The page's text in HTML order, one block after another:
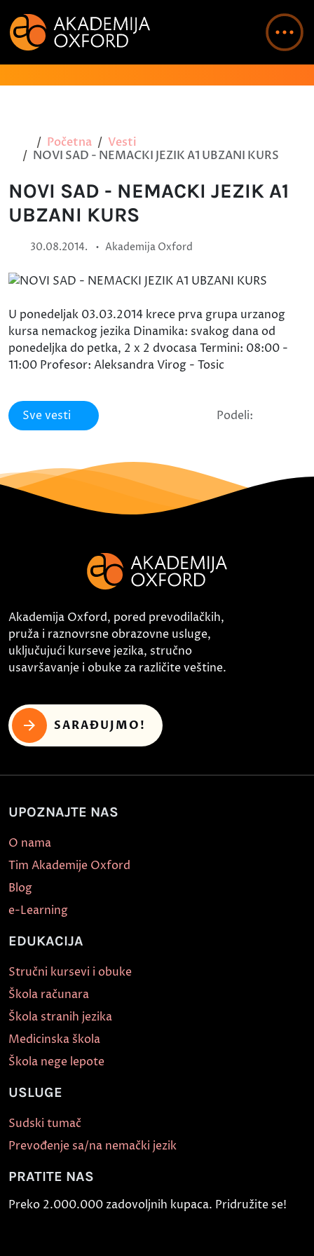
Početna
Vesti
NOVI SAD - NEMACKI JEZIK A1 UBZANI KURS
NOVI SAD - NEMACKI JEZIK A1
UBZANI KURS
30.08.2014. • Akademija Oxford
U ponedeljak 03.03.2014 krece prva grupa urzanog
kursa nemackog jezika Dinamika: svakog dana od
ponedeljka do petka, 2 x 2 dvocasa Termini: 08:00 -
11:00 Profesor: Aleksandra Virog - Tosic
Sve vesti Podeli:
Akademija Oxford, pored prevodilačkih,
pruža i raznovrsne obrazovne usluge,
uključujući kurseve jezika, stručno
usavršavanje i obuke za različite veštine.
SARAĐUJMO!
UPOZNAJTE NAS
O nama
Tim Akademije Oxford
Blog
e-Learning
EDUKACIJA
Stručni kursevi i obuke
Škola računara
Škola stranih jezika
Medicinska škola
Škola nege lepote
USLUGE
Sudski tumač
Prevođenje sa/na nemački jezik
PRATITE NAS
Preko 2.000.000 zadovoljnih kupaca. Pridružite se!